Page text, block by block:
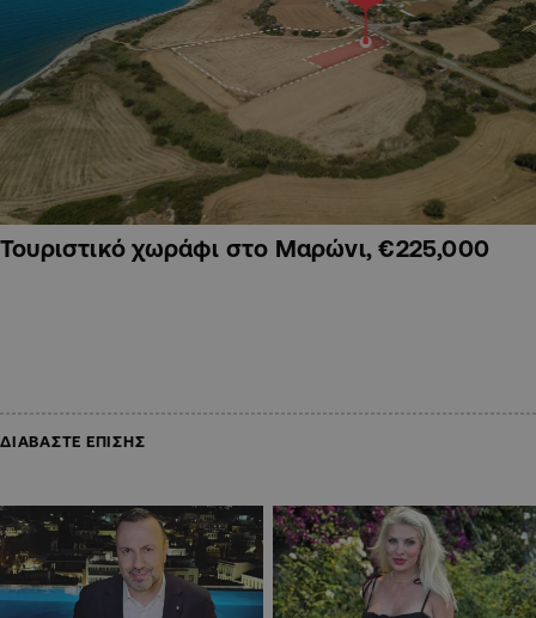
Τουριστικό χωράφι στο Μαρώνι, €225,000
ΔΙΑΒΑΣΤΕ ΕΠΙΣΗΣ